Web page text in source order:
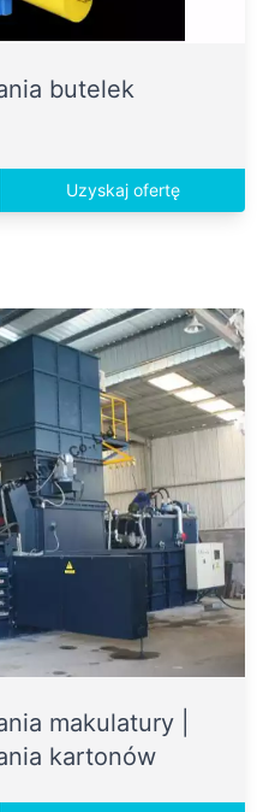
butelek
Uzyskaj ofertę
makulatury |
kartonów